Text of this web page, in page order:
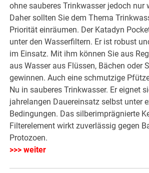
ohne sauberes Trinkwasser jedoch nur
Daher sollten Sie dem Thema
Priorität einräumen. Der Katadyn
unter den Wasserfiltern. Er ist robust
im Einsatz. Mit ihm können Sie aus
aus Wasser aus Flüssen, Bächen oder
gewinnen. Auch eine schmutzige
Nu in sauberes Trinkwasser. Er eignet
jahrelangen Dauereinsatz selbst unter
Bedingungen. Das silberimprägnierte
Filterelement wirkt zuverlässig gegen
Protozoen.
>>> weiter